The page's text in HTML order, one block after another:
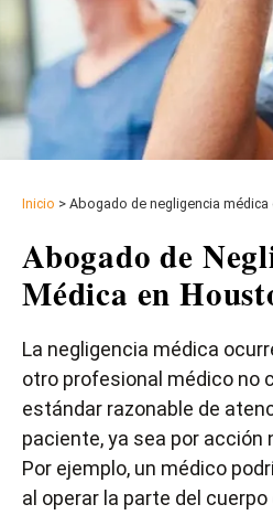
Inicio > Abogado de negligencia
Abogado de
Médica en
La negligencia médica
otro profesional médico no
estándar razonable de
paciente, ya sea por acción
Por ejemplo, un médico
al operar la parte del cuerpo